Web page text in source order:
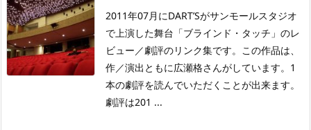
2011年07月にDART’Sがサンモールスタジオ
で上演した舞台「ブラインド・タッチ」のレ
ビュー／劇評のリンク集です。この作品は、
作／演出ともに広瀬格さんがしています。1
本の劇評を読んでいただくことが出来ます。
劇評は201 ...